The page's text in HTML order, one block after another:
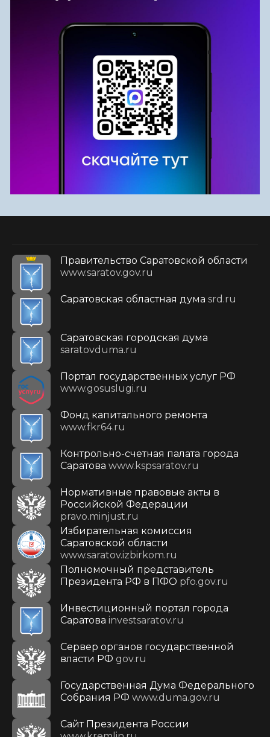
Правительство Саратовской области
www.saratov.gov.ru
Саратовская областная дума srd.ru
Саратовская городская дума
saratovduma.ru
Портал государственных услуг РФ
www.gosuslugi.ru
Фонд капитального ремонта
www.fkr64.ru
Контрольно-счетная палата города
Саратова www.kspsaratov.ru
Нормативные правовые акты в
Российской Федерации
pravo.minjust.ru
Избирательная комиссия
Саратовской области
www.saratov.izbirkom.ru
Полномочный представитель
Президента РФ в ПФО pfo.gov.ru
Инвестиционный портал города
Саратова investsaratov.ru
Сервер органов государственной
власти РФ gov.ru
Государственная Дума Федерального
Собрания РФ www.duma.gov.ru
Cайт Президента России